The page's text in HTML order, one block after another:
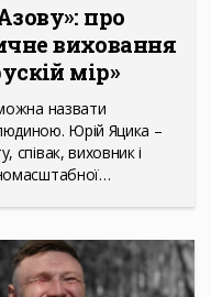
про
виховання
мір»
назвати
Юрій Яцика –
співак, виховник і